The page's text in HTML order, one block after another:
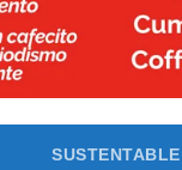
SUSTENTABLE